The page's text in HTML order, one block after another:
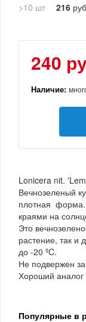
>10 шт
216
240
Наличие:
Lonicera nit.
Вечнозеленый
плотная форма.
краями на
Это
растение, так и
до -20 ºC.
Не подвержен
Хороший
Популярные в